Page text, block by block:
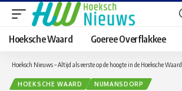
Hoeksche Waard Goeree Overflakkee
Hoeksch Nieuws – Altijd als eerste op de hoogte in de Hoeksche Waard
HOEKSCHE WAARD NUMANSDORP